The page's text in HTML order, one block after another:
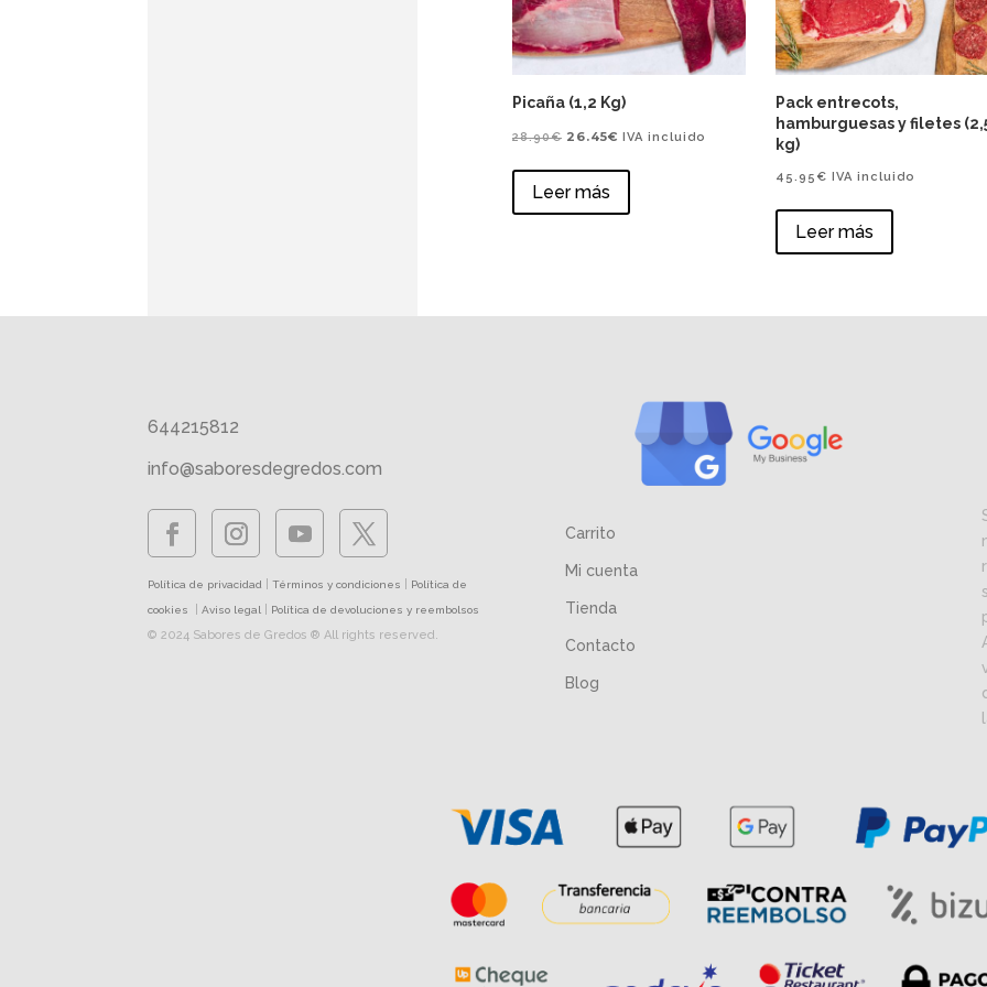
Picaña (1,2 Kg)
28.90€ El
original
26.45€ ElIVA incluido
Leer más
Pack entrecots,
hamburguesas y filetes
kg)
45.95 € IVA incluido
Leer más
644215812
info@saboresdegredos.com
Política de privacidad |Términos y condiciones Política de
cookies |Aviso legal Política de devoluciones y reembolsos
© 2024 Sabores de Gredos ® All rights reserved.
Carrito
Mi cuenta
Tienda
Contacto
Blog